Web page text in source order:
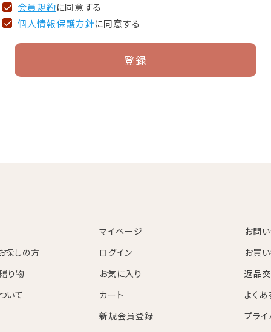
会員規約に同意する
個人情報保護方針に同意する
登録
探しの方
り物
いて
マイページ
ログイン
お気に入り
カート
新規会員登録
お問
お買
返品
よく
プラ